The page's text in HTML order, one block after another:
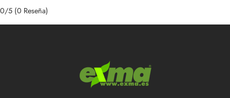
0/5 (0 Reseña)